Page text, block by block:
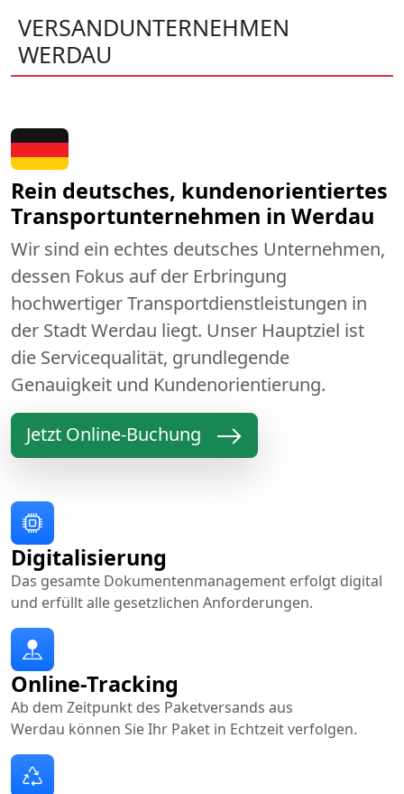
VERSANDUNTERNEHMEN
WERDAU
Rein deutsches, kundenorientiertes
Transportunternehmen in Werdau
Wir sind ein echtes deutsches Unternehmen,
dessen Fokus auf der Erbringung
hochwertiger Transportdienstleistungen in
der Stadt Werdau liegt. Unser Hauptziel ist
die Servicequalität, grundlegende
Genauigkeit und Kundenorientierung.
Jetzt Online-Buchung
Online-Tracking
Ab dem Zeitpunkt des Paketversands aus
Werdau können Sie Ihr Paket in Echtzeit verfolgen.
Digitalisierung
Das gesamte Dokumentenmanagement erfolgt digital
und erfüllt alle gesetzlichen Anforderungen.